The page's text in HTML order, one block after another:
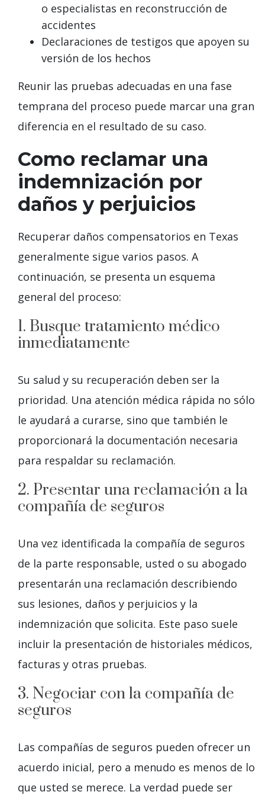
o especialistas en reconstrucción de
accidentes
Declaraciones de testigos que apoyen su
versión de los hechos
Reunir las pruebas adecuadas en una fase
temprana del proceso puede marcar una gran
diferencia en el resultado de su caso.
Como reclamar una
indemnización por
daños y perjuicios
Recuperar daños compensatorios en Texas
generalmente sigue varios pasos. A
continuación, se presenta un esquema
general del proceso:
1. Busque tratamiento médico
inmediatamente
Su salud y su recuperación deben ser la
prioridad. Una atención médica rápida no sólo
le ayudará a curarse, sino que también le
proporcionará la documentación necesaria
para respaldar su reclamación.
2. Presentar una reclamación a la
compañía de seguros
Una vez identificada la compañía de seguros
de la parte responsable, usted o su abogado
presentarán una reclamación describiendo
sus lesiones, daños y perjuicios y la
indemnización que solicita. Este paso suele
incluir la presentación de historiales médicos,
facturas y otras pruebas.
3. Negociar con la compañía de
seguros
Las compañías de seguros pueden ofrecer un
acuerdo inicial, pero a menudo es menos de lo
que usted se merece. La verdad puede ser